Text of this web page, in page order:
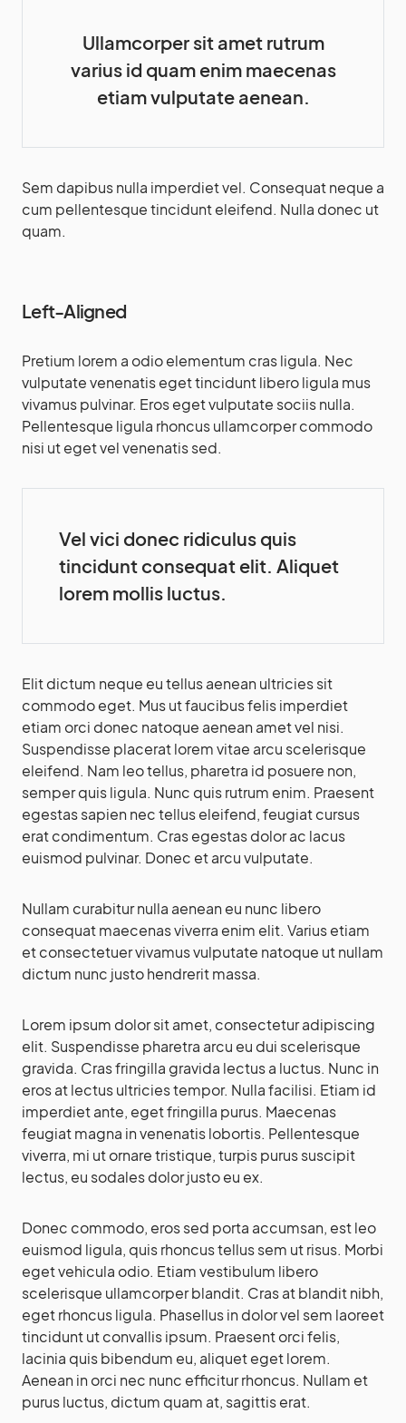
Ullamcorper sit amet rutrum
varius id quam enim maecenas
etiam vulputate aenean.
Sem dapibus nulla imperdiet vel. Consequat neque a
cum pellentesque tincidunt eleifend. Nulla donec ut
quam.
Left-Aligned
Pretium lorem a odio elementum cras ligula. Nec
vulputate venenatis eget tincidunt libero ligula mus
vivamus pulvinar. Eros eget vulputate sociis nulla.
Pellentesque ligula rhoncus ullamcorper commodo
nisi ut eget vel venenatis sed.
Vel vici donec ridiculus quis
tincidunt consequat elit. Aliquet
lorem mollis luctus.
Elit dictum neque eu tellus aenean ultricies sit
commodo eget. Mus ut faucibus felis imperdiet
etiam orci donec natoque aenean amet vel nisi.
Suspendisse placerat lorem vitae arcu scelerisque
eleifend. Nam leo tellus, pharetra id posuere non,
semper quis ligula. Nunc quis rutrum enim. Praesent
egestas sapien nec tellus eleifend, feugiat cursus
erat condimentum. Cras egestas dolor ac lacus
euismod pulvinar. Donec et arcu vulputate.
Nullam curabitur nulla aenean eu nunc libero
consequat maecenas viverra enim elit. Varius etiam
et consectetuer vivamus vulputate natoque ut nullam
dictum nunc justo hendrerit massa.
Lorem ipsum dolor sit amet, consectetur adipiscing
elit. Suspendisse pharetra arcu eu dui scelerisque
gravida. Cras fringilla gravida lectus a luctus. Nunc in
eros at lectus ultricies tempor. Nulla facilisi. Etiam id
imperdiet ante, eget fringilla purus. Maecenas
feugiat magna in venenatis lobortis. Pellentesque
viverra, mi ut ornare tristique, turpis purus suscipit
lectus, eu sodales dolor justo eu ex.
Donec commodo, eros sed porta accumsan, est leo
euismod ligula, quis rhoncus tellus sem ut risus. Morbi
eget vehicula odio. Etiam vestibulum libero
scelerisque ullamcorper blandit. Cras at blandit nibh,
eget rhoncus ligula. Phasellus in dolor vel sem laoreet
tincidunt ut convallis ipsum. Praesent orci felis,
lacinia quis bibendum eu, aliquet eget lorem.
Aenean in orci nec nunc efficitur rhoncus. Nullam et
purus luctus, dictum quam at, sagittis erat.